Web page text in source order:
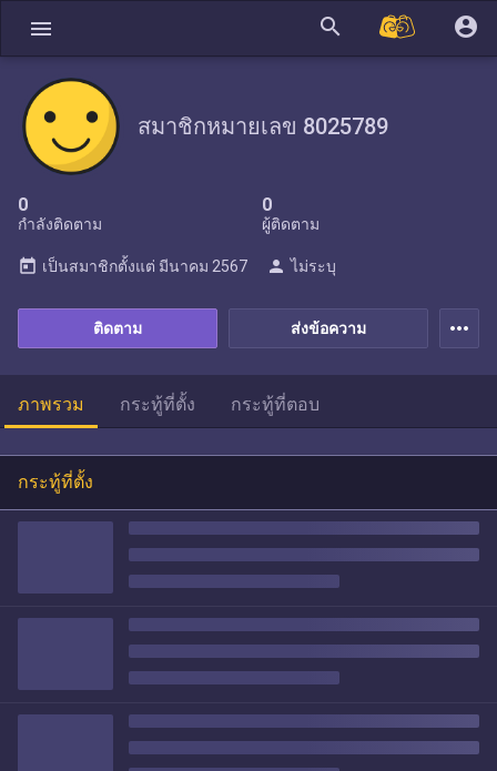
menu search account_circle
สมาชิกหมายเลข 8025789
0
กำลังติดตาม
0
ผู้ติดตาม
ส่งข้อความ
ติดตาม
today เป็นสมาชิกตั้งแต่ มีนาคม 2567 person ไม่ระบุ
more_horiz
ภาพรวม กระทู้ที่ตั้ง กระทู้ที่ตอบ
กระทู้ที่ตั้ง